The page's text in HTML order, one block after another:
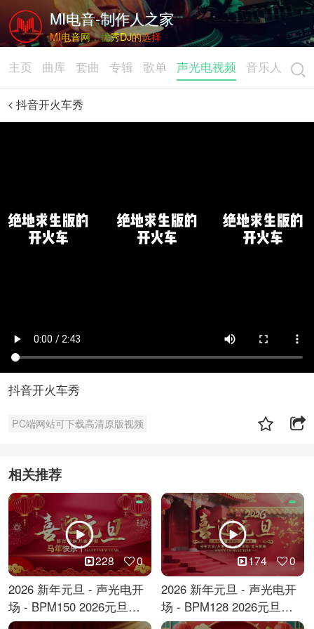
MI电音-制作人之家
MI电音网，优秀DJ的选择
主页 曲库 套曲 专辑 歌单 声光电视频 音乐人
抖音开火车秀
抖音开火车秀
PC端网站可下载高清原版视频
相关推荐
228 0
2026 新年元旦 - 声光电开
场 - BPM150 2026元旦跨
年倒计时
174 0
2026 新年元旦 - 声光电开
场 - BPM128 2026元旦马
年